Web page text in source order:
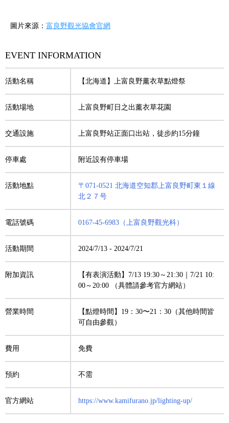
圖片來源： 富良野觀光協會官網
EVENT INFORMATION
活動名稱 【北海道】上富良野薰衣草點燈祭
活動場地 上富良野町日之出薰衣草花園
交通設施 上富良野站正面口出站，徒步約15分鐘
停車處 附近設有停車場
活動地點
〒071-0521 北海道空知郡上富良野町東１線
北２７号
電話號碼 0167-45-6983（上富良野觀光科）
活動期間 2024/7/13 - 2024/7/21
附加資訊
【有表演活動】7/13 19:30～21:30｜7/21 10:
00～20:00 （具體請參考官方網站）
營業時間
【點燈時間】19：30〜21：30（其他時間皆
可自由參觀）
費用 免費
預約 不需
官方網站 https://www.kamifurano.jp/lighting-up/